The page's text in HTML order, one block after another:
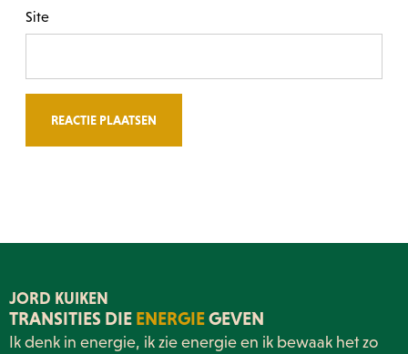
Site
JORD KUIKEN
TRANSITIES DIE ENERGIEGEVEN
Ik denk in energie, ik zie energie en ik bewaak het zo